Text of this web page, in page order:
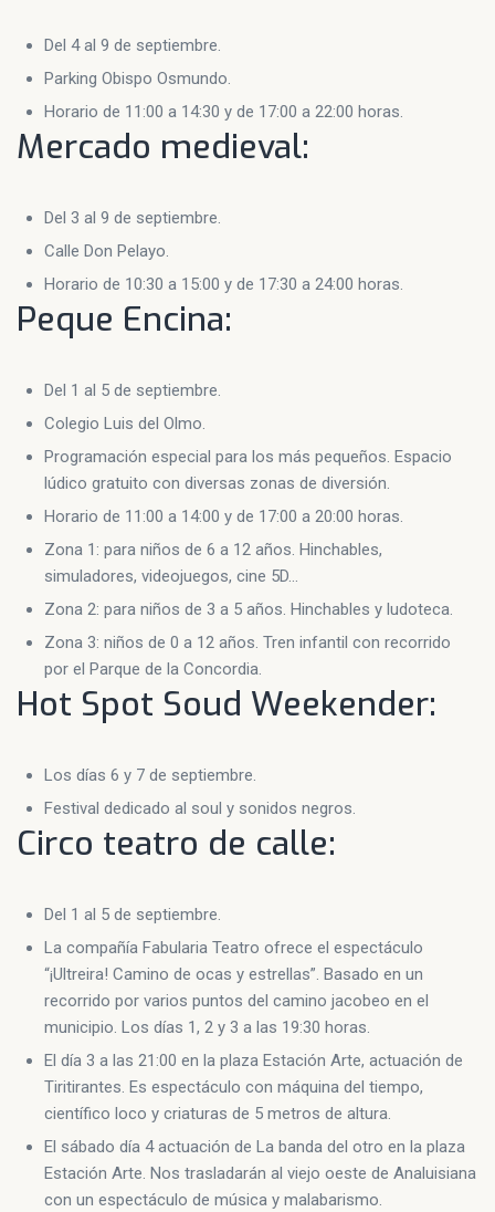
Del 4 al 9 de septiembre.
Parking Obispo Osmundo.
Horario de 11:00 a 14:30 y de 17:00 a 22:00 horas.
Mercado medieval:
Del 3 al 9 de septiembre.
Calle Don Pelayo.
Horario de 10:30 a 15:00 y de 17:30 a 24:00 horas.
Peque Encina:
Del 1 al 5 de septiembre.
Colegio Luis del Olmo.
Programación especial para los más pequeños. Espacio
lúdico gratuito con diversas zonas de diversión.
Horario de 11:00 a 14:00 y de 17:00 a 20:00 horas.
Zona 1: para niños de 6 a 12 años. Hinchables,
simuladores, videojuegos, cine 5D…
Zona 2: para niños de 3 a 5 años. Hinchables y ludoteca.
Zona 3: niños de 0 a 12 años. Tren infantil con recorrido
por el Parque de la Concordia.
Hot Spot Soud Weekender:
Los días 6 y 7 de septiembre.
Festival dedicado al soul y sonidos negros.
Circo teatro de calle:
Del 1 al 5 de septiembre.
La compañía Fabularia Teatro ofrece el espectáculo
“¡Ultreira! Camino de ocas y estrellas”. Basado en un
recorrido por varios puntos del camino jacobeo en el
municipio. Los días 1, 2 y 3 a las 19:30 horas.
El día 3 a las 21:00 en la plaza Estación Arte, actuación de
Tiritirantes. Es espectáculo con máquina del tiempo,
científico loco y criaturas de 5 metros de altura.
El sábado día 4 actuación de La banda del otro en la plaza
Estación Arte. Nos trasladarán al viejo oeste de Analuisiana
con un espectáculo de música y malabarismo.